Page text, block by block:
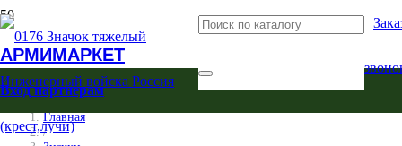
АРМИМАРКЕТ
Вход партнерам
Главная
/